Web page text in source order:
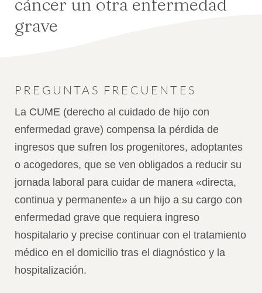
cáncer un otra enfermedad
grave
PREGUNTAS FRECUENTES
La CUME (derecho al cuidado de hijo con
enfermedad grave) compensa la pérdida de
ingresos que sufren los progenitores, adoptantes
o acogedores, que se ven obligados a reducir su
jornada laboral para cuidar de manera «directa,
continua y permanente» a un hijo a su cargo con
enfermedad grave que requiera ingreso
hospitalario y precise continuar con el tratamiento
médico en el domicilio tras el diagnóstico y la
hospitalización.